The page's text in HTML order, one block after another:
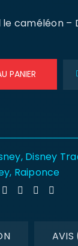
le caméléon –
PANIER
, Disney
, Raiponce